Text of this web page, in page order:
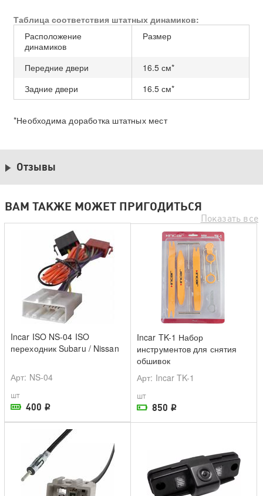
Таблица соответствия штатных динамиков:
Расположение
динамиков
Размер
Передние двери
16.5 см*
Задние двери
16.5 см*
*Необходима доработка штатных мест
Отзывы
ВАМ ТАКЖЕ МОЖЕТ ПРИГОДИТЬСЯ
Показать все
В наличии в магазине
Incar ISO NS-04 ISO
переходник Subaru / Nissan
Арт: NS-04
шт
400 i На складе поставщика
Incar TK-1 Набор
инструментов для снятия
обшивок
Арт: Incar TK-1
шт
850 i